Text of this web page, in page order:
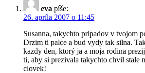
eva píše:
26. apríla 2007 o 11:45
Susanna, takychto pripadov v tvojom
Drzim ti palce a bud vydy tak silna.
kazdy den, ktorý ja a moja rodina
ti, aby si prezivala takychto chvil stale
clovek!